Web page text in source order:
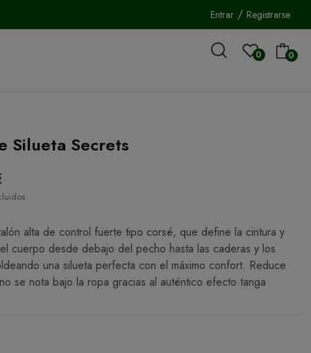
Entrar/ Registrarse
0 0
Silueta Secrets
alta de control fuerte tipo corsé, que define la cintura y
cuerpo desde debajo del pecho hasta las caderas y los
una silueta perfecta con el máximo confort. Reduce
se nota bajo la ropa gracias al auténtico efecto tanga